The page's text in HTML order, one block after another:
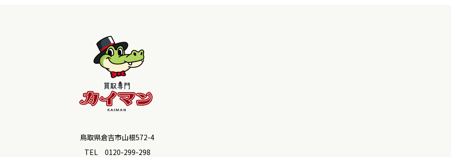
鳥取県倉吉市山根572-4
TEL 0120-299-298